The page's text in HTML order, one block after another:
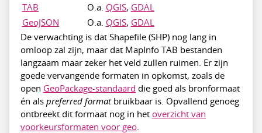
TAB
O.a. QGIS, GDAL
GeoJSON
O.a. QGIS, GDAL
De verwachting is dat Shapefile (SHP) nog lang in
omloop zal zijn, maar dat MapInfo TAB bestanden
langzaam maar zeker het veld zullen ruimen. Er zijn
goede vervangende formaten in opkomst, zoals de
open GeoPackage-standaard die goed als bronformaat
én als preferred formatbruikbaar is. Opvallend genoeg
ontbreekt dit formaat nog in het overzicht van
voorkeursformaten voor geo.